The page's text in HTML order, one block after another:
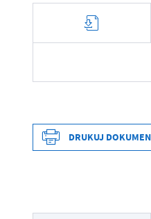
Ostatnio zaktualizował
Wytworzył
Data opublikowania
Wytworzył
DRUKUJ